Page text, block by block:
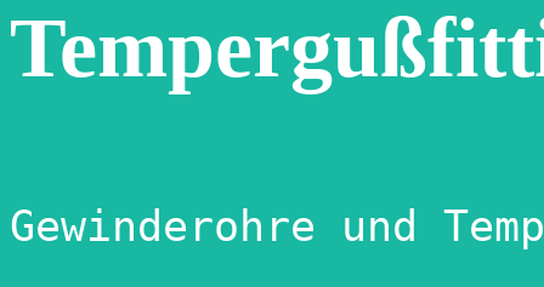
Gewinderohre und